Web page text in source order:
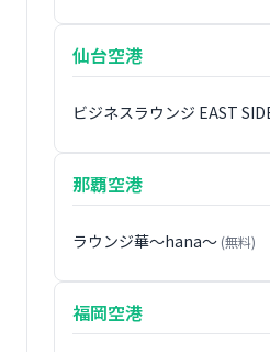
仙台空港
ビジネスラウンジ EAST
那覇空港
ラウンジ華〜hana〜 (無料)
福岡空港